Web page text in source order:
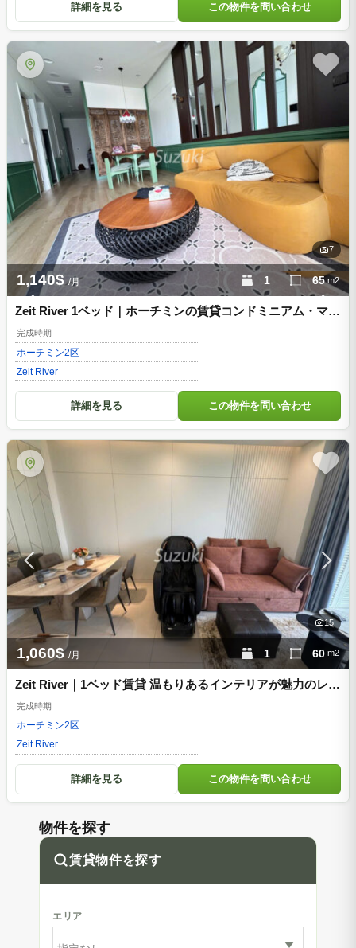
詳細を見る この物件を問い合わせ
7
Zeit River 1ベッド｜ホーチミンの賃貸コンドミニアム・マン
ション、Landmark 81ビューのお部屋
完成時期
ホーチミン2区
Zeit River
1 65 m2
1,140$ /月
詳細を見る この物件を問い合わせ
15
Zeit River｜1ベッド賃貸 温もりあるインテリアが魅力のレジ
デンス
完成時期
ホーチミン2区
Zeit River
1 60 m2
1,060$ /月
詳細を見る この物件を問い合わせ
物件を探す
賃貸物件を探す
エリア